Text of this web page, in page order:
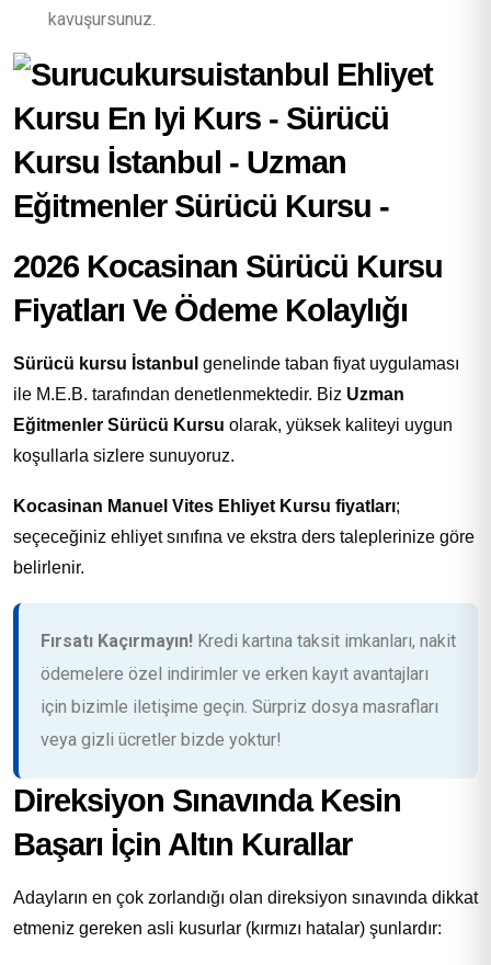
kavuşursunuz.
2026 Kocasinan Sürücü Kursu
Fiyatları Ve Ödeme Kolaylığı
Sürücü kursu İstanbul genelinde taban fiyat uygulaması
ile M.E.B. tarafından denetlenmektedir. Biz Uzman
Eğitmenler Sürücü Kursu olarak, yüksek kaliteyi uygun
koşullarla sizlere sunuyoruz.
Kocasinan Manuel Vites Ehliyet Kursu fiyatları;
seçeceğiniz ehliyet sınıfına ve ekstra ders taleplerinize göre
belirlenir.
Fırsatı Kaçırmayın! Kredi kartına taksit imkanları, nakit
ödemelere özel indirimler ve erken kayıt avantajları
için bizimle iletişime geçin. Sürpriz dosya masrafları
veya gizli ücretler bizde yoktur!
Direksiyon Sınavında Kesin
Başarı İçin Altın Kurallar
Adayların en çok zorlandığı olan direksiyon sınavında dikkat
etmeniz gereken asli kusurlar (kırmızı hatalar) şunlardır: